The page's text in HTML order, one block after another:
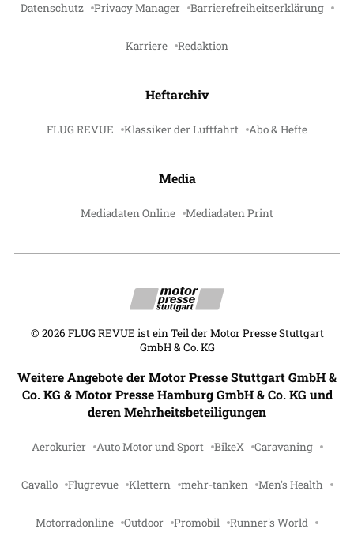
Datenschutz Privacy Manager Barrierefreiheitserklärung
Karriere Redaktion
Heftarchiv
FLUG REVUE Klassiker der Luftfahrt Abo & Hefte
Media
Mediadaten Online Mediadaten Print
© 2026 FLUG REVUE ist ein Teil der Motor Presse Stuttgart
GmbH & Co. KG
Weitere Angebote der Motor Presse Stuttgart GmbH &
Co. KG & Motor Presse Hamburg GmbH & Co. KG und
deren Mehrheitsbeteiligungen
Aerokurier Auto Motor und Sport BikeX Caravaning
Cavallo Flugrevue Klettern mehr-tanken Men's Health
Motorradonline Outdoor Promobil Runner's World